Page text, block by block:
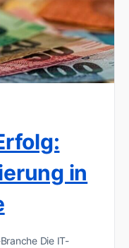
in
Die IT-